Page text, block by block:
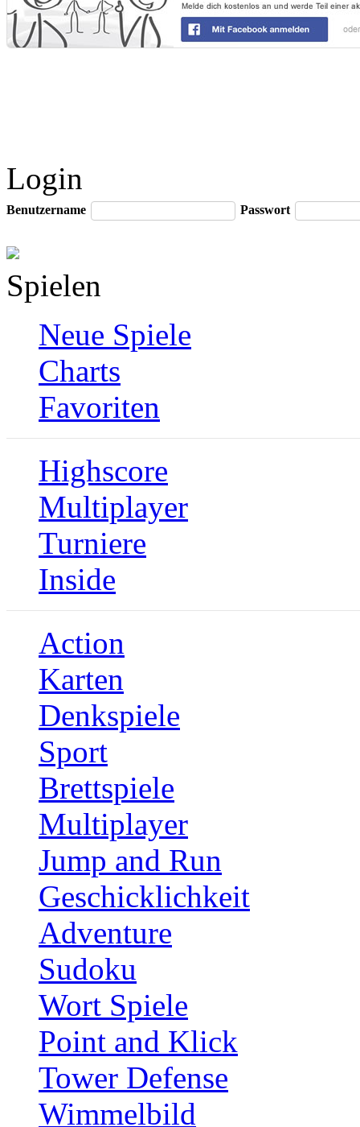
Login
Benutzername Passwort
Spielen
Neue Spiele
Charts
Favoriten
Highscore
Multiplayer
Turniere
Inside
Action
Karten
Denkspiele
Sport
Brettspiele
Multiplayer
Jump and Run
Geschicklichkeit
Adventure
Sudoku
Wort Spiele
Point and Klick
Tower Defense
Wimmelbild